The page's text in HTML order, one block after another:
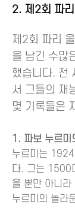
2. 제2회 파
제2회 파리
을 남긴 수많
했습니다. 전
서 그들의 재
몇 기록들은
1. 파보 누르미
누르미는 1924
다. 그는 1500
을 뿐만 아니라
누르미의 놀라